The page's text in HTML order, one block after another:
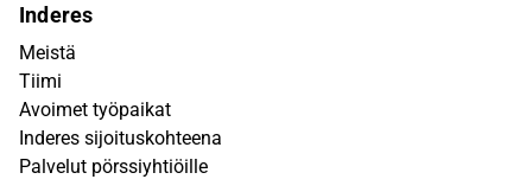
Inderes
Meistä
Tiimi
Avoimet työpaikat
Inderes sijoituskohteena
Palvelut pörssiyhtiöille